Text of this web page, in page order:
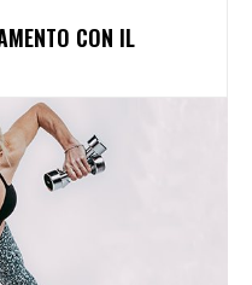
CON IL